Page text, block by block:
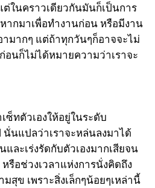
ในคราวเดียวกันมันก็เป็นการ
ากมาเพื่อทำงานก่อน หรือมีงาน
ามากๆ แต่ถ้าทุกวันๆก็อาจจะไม่
นก็ไม่ได้หมายความว่าเราจะ
ซ็ทตัวเองให้อยู่ในระดับ
นแปลว่าเราจะหล่นลงมาได้
และเร่งรัดกับตัวเองมากเสียจน
รือช่วงเวลาแห่งการนั่งคิดถึง
มสุข เพราะสิ่งเล็กๆน้อยๆเหล่านี้